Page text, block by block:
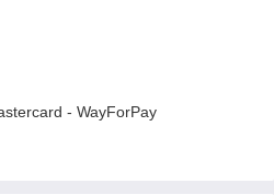
- WayForPay